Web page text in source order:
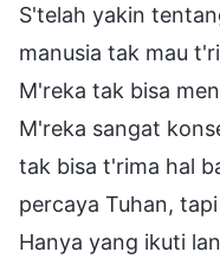
S'telah yakin
manusia tak mau
M'reka tak bisa
M'reka sangat
tak bisa t'rima hal
percaya Tuhan,
Hanya yang ikuti